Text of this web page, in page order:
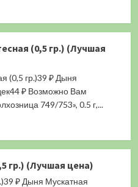
(0,5 гр.) (Лучшая
(0,5 гр.)39 ₽ Дыня
₽ Возможно Вам
749/753», 0.5 г,...
гр.) (Лучшая цена)
₽ Дыня Мускатная